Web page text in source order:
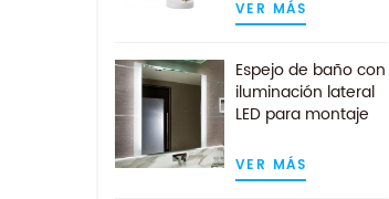
blanca
VER MÁS
Espejo de baño con
iluminación lateral
LED para montaje
VER MÁS